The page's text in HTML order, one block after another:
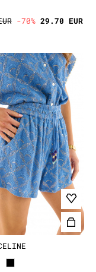
-70% 29.70 EUR